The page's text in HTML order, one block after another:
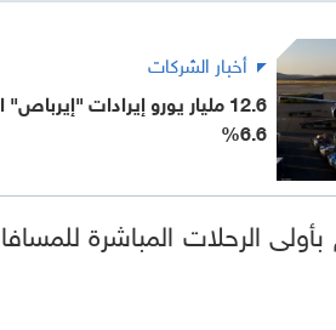
أخبار الشركات
12.6 مليار يورو إيرادات
6.6%
الرحلات المباشرة